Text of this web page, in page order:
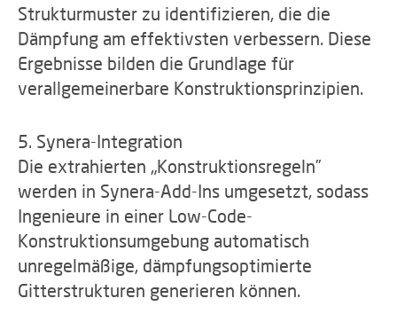
Strukturmuster zu identifizieren, die die
Dämpfung am effektivsten verbessern. Diese
Ergebnisse bilden die Grundlage für
verallgemeinerbare Konstruktionsprinzipien.
5. Synera-Integration
Die extrahierten „Konstruktionsregeln”
werden in Synera-Add-Ins umgesetzt, sodass
Ingenieure in einer Low-Code-
Konstruktionsumgebung automatisch
unregelmäßige, dämpfungsoptimierte
Gitterstrukturen generieren können.